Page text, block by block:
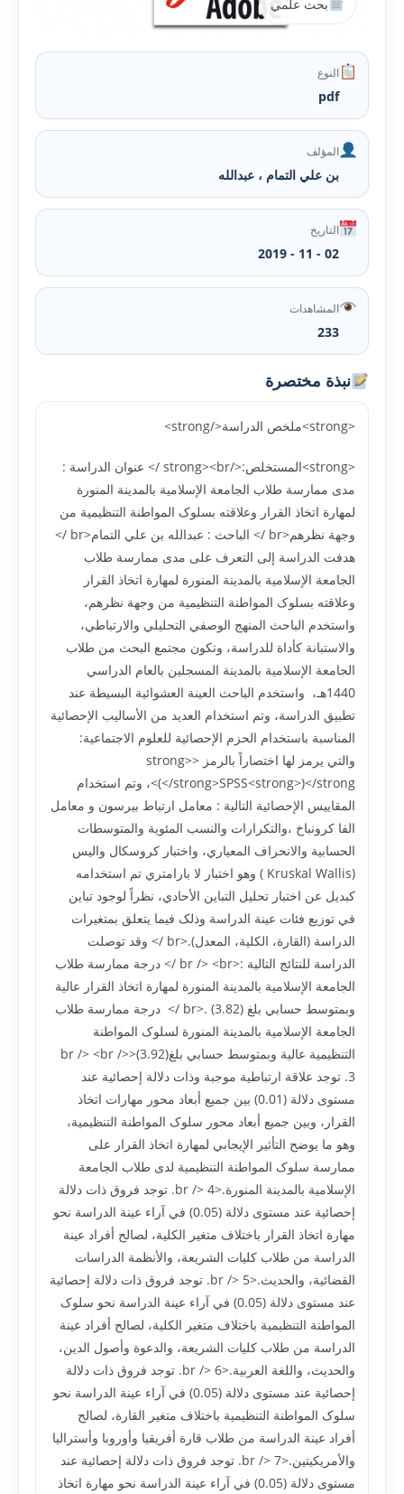
بحث علمي
النوع
pdf
المؤلف
بن علي التمام ، عبدالله
التاريخ
02 - 11 - 2019
المشاهدات
233
نبذة مختصرة
<strong>ملخص الدراسة</strong>
<strong>المستخلص:</strong><br /> عنوان الدراسة :
مدى ممارسة طلاب الجامعة الإسلامية بالمدينة المنورة
لمهارة اتخاذ القرار وعلاقته بسلوک المواطنة التنظيمية من
وجهة نظرهم<br /> الباحث : عبدالله بن علي التمام<br />
هدفت الدراسة إلى التعرف على مدى ممارسة طلاب
الجامعة الإسلامية بالمدينة المنورة لمهارة اتخاذ القرار
وعلاقته بسلوک المواطنة التنظيمية من وجهة نظرهم،
واستخدم الباحث المنهج الوصفي التحليلي والارتباطي،
والاستبانة کأداة للدراسة، وتکون مجتمع البحث من طلاب
الجامعة الإسلامية بالمدينة المسجلين بالعام الدراسي
1440هـ، واستخدم الباحث العينة العشوائية البسيطة عند
تطبيق الدراسة، وتم استخدام العديد من الأساليب الإحصائية
المناسبة باستخدام الحزم الإحصائية للعلوم الاجتماعية:
والتي يرمز لها اختصاراً بالرمز <strong>
(</strong>SPSS<strong>)</strong>، وتم استخدام
المقاييس الإحصائية التالية : معامل ارتباط بيرسون و معامل
الفا کرونباخ ،والتکرارات والنسب المئوية والمتوسطات
الحسابية والانحراف المعياري، واختبار کروسکال واليس
(Kruskal Wallis ) وهو اختبار لا بارامتري تم استخدامه
کبديل عن اختبار تحليل التباين الأحادي، نظراً لوجود تباين
في توزيع فئات عينة الدراسة وذلک فيما يتعلق بمتغيرات
الدراسة (القارة، الکلية، المعدل).<br /> وقد توصلت
الدراسة للنتائج التالية :<br /> <br /> درجة ممارسة طلاب
الجامعة الإسلامية بالمدينة المنورة لمهارة اتخاذ القرار عالية
وبمتوسط حسابي بلغ (3.82) .<br /> درجة ممارسة طلاب
الجامعة الإسلامية بالمدينة المنورة لسلوک المواطنة
التنظيمية عالية وبمتوسط حسابي بلغ(3.92)<br /> <br />
3. توجد علاقة ارتباطية موجبة وذات دلالة إحصائية عند
مستوى دلالة (0.01) بين جميع أبعاد محور مهارات اتخاذ
القرار، وبين جميع أبعاد محور سلوک المواطنة التنظيمية،
وهو ما يوضح التأثير الإيجابي لمهارة اتخاذ القرار على
ممارسة سلوک المواطنة التنظيمية لدى طلاب الجامعة
الإسلامية بالمدينة المنورة.<br /> 4. توجد فروق ذات دلالة
إحصائية عند مستوى دلالة (0.05) في آراء عينة الدراسة نحو
مهارة اتخاذ القرار باختلاف متغير الکلية، لصالح أفراد عينة
الدراسة من طلاب کليات الشريعة، والأنظمة الدراسات
القضائية، والحديث.<br /> 5. توجد فروق ذات دلالة إحصائية
عند مستوى دلالة (0.05) في آراء عينة الدراسة نحو سلوک
المواطنة التنظيمية باختلاف متغير الکلية، لصالح أفراد عينة
الدراسة من طلاب کليات الشريعة، والدعوة وأصول الدين،
والحديث، واللغة العربية.<br /> 6. توجد فروق ذات دلالة
إحصائية عند مستوى دلالة (0.05) في آراء عينة الدراسة نحو
سلوک المواطنة التنظيمية باختلاف متغير القارة، لصالح
أفراد عينة الدراسة من طلاب قارة أفريقيا وأوروبا وأستراليا
والأمريکيتين.<br /> 7. توجد فروق ذات دلالة إحصائية عند
مستوى دلالة (0.05) في آراء عينة الدراسة نحو مهارة اتخاذ